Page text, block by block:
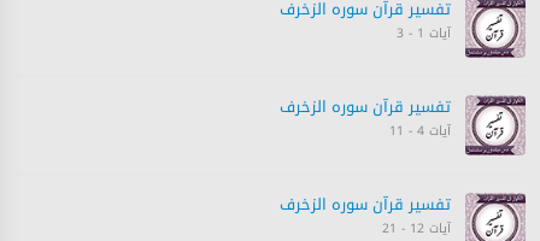
تفسیر قرآن سورہ ‎الزخرف
آیات 1 - 3
تفسیر قرآن سورہ ‎الزخرف
آیات 4 - 11
تفسیر قرآن سورہ ‎الزخرف
آیات 12 - 21